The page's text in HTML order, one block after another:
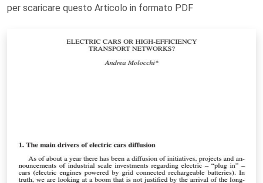
per scaricare questo Articolo in formato PDF